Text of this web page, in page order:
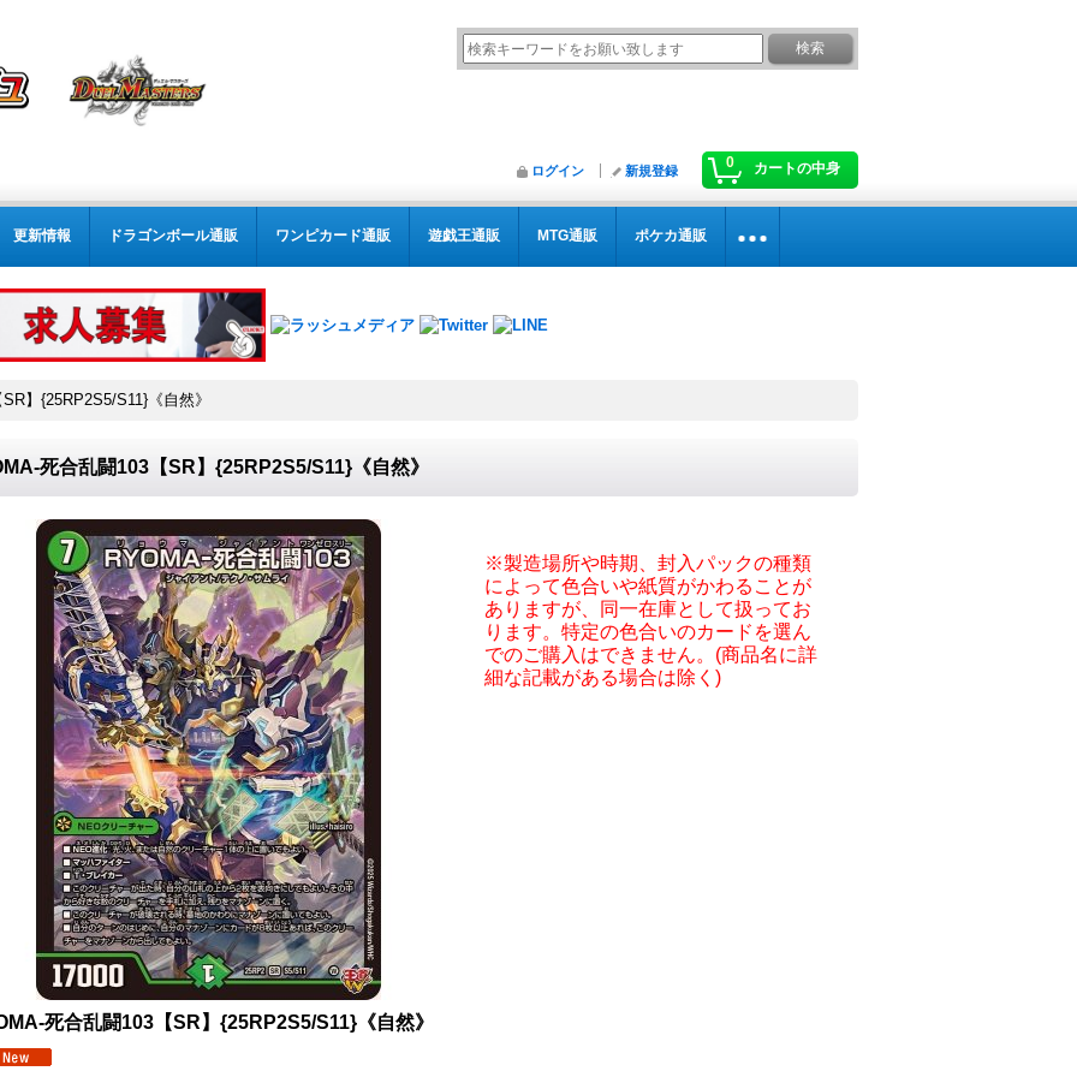
0 カートの中身
ログイン 新規登録
更新情報 ドラゴンボール通販 ワンピカード通販 遊戯王通販 MTG通販 ポケカ通販
】{25RP2S5/S11}《自然》
死合乱闘103【SR】{25RP2S5/S11}《自然》
※製造場所や時期、封入パックの種類
によって色合いや紙質がかわることが
ありますが、同一在庫として扱ってお
ります。特定の色合いのカードを選ん
でのご購入はできません。(商品名に詳
細な記載がある場合は除く)
死合乱闘103【SR】{25RP2S5/S11}《自然》